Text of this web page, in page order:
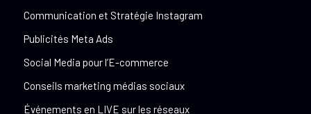
Communication et Stratégie Instagram
Publicités Meta Ads
Social Media pour l’E-commerce
Conseils marketing médias sociaux
Événements en LIVE sur les réseaux